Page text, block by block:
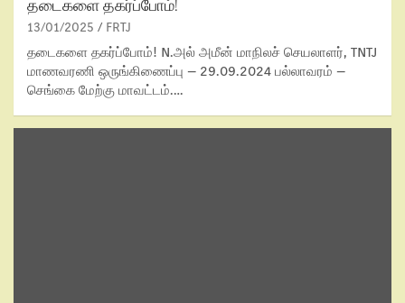
13/01/2025 FRTJ
தடைகளை தகர்ப்போம்! N.அல் அமீன் மாநிலச் செயலாளர், TNTJ
மாணவரணி ஒருங்கிணைப்பு – 29.09.2024 பல்லாவரம் –
செங்கை மேற்கு மாவட்டம்.…